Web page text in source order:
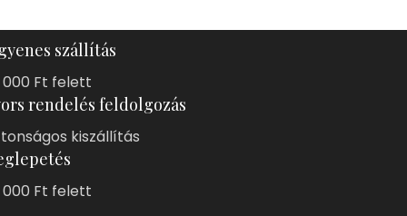
szállítás
000 Ft felett
rendelés feldolgozás
kiszállítás
000 Ft felett